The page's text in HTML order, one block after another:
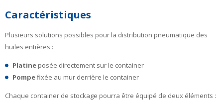
Caractéristiques
Plusieurs solutions possibles pour la distribution pneumatique des
huiles entières :
Platine posée directement sur le container
Pompefixée au mur derrière le container
Chaque container de stockage pourra être équipé de deux éléments :